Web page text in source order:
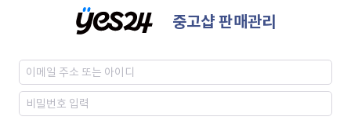
중고샵 판매관리